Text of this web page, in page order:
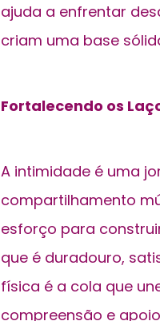
ajuda a enfrentar
criam uma base
Fortalecendo os
A intimidade é uma
compartilhamento
esforço para
que é duradouro,
física é a cola que
compreensão e